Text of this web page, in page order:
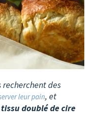
recherchent des
leur pain, et
doublé de cire